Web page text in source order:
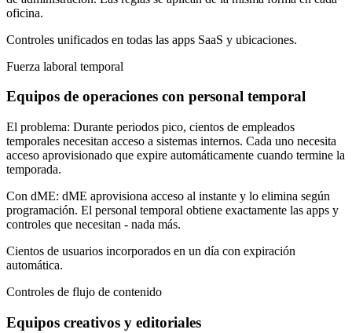
oficina.
Controles unificados en todas las apps SaaS y ubicaciones.
Fuerza laboral temporal
Equipos de operaciones con personal temporal
El problema: Durante periodos pico, cientos de empleados
temporales necesitan acceso a sistemas internos. Cada uno necesita
acceso aprovisionado que expire automáticamente cuando termine la
temporada.
Con dME: dME aprovisiona acceso al instante y lo elimina según
programación. El personal temporal obtiene exactamente las apps y
controles que necesitan - nada más.
Cientos de usuarios incorporados en un día con expiración
automática.
Controles de flujo de contenido
Equipos creativos y editoriales